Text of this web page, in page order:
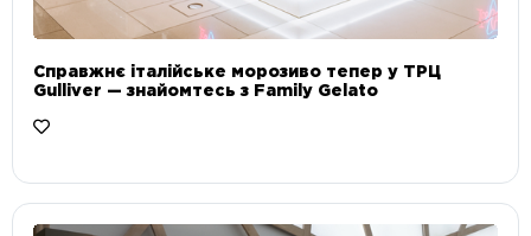
Справжнє італійське морозиво тепер у ТРЦ
Gulliver — знайомтесь з Family Gelato